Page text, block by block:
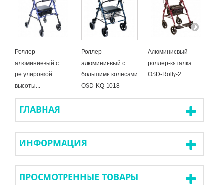
Роллер
алюминиевый с
регулировкой
высоты...
Роллер
алюминиевый с
большими колесами
OSD-KQ-1018
Алюминиевый
роллер-каталка
OSD-Rolly-2
ГЛАВНАЯ
ИНФОРМАЦИЯ
ПРОСМОТРЕННЫЕ ТОВАРЫ